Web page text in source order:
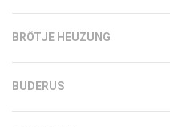
BRÖTJE HEUZUNG
BUDERUS